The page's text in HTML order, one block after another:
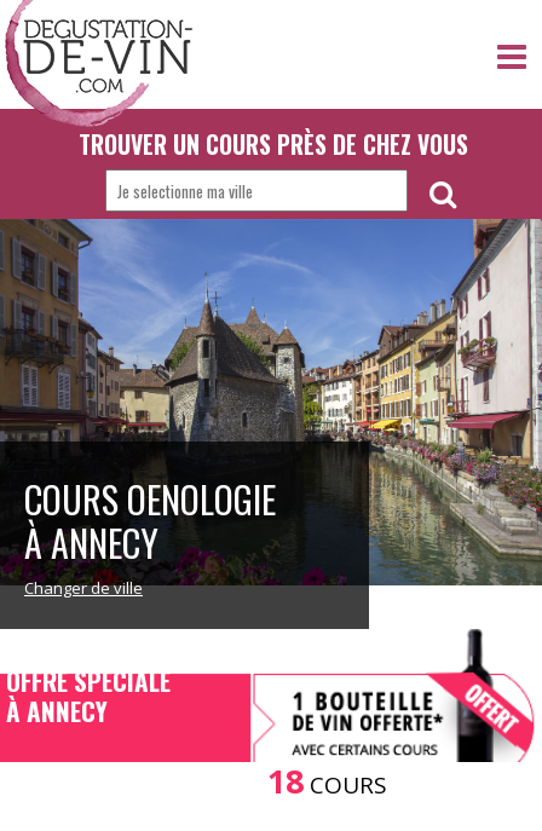
TROUVER UN COURS PRÈS DE CHEZ VOUS
COURS OENOLOGIE
À ANNECY
Changer de ville
OFFRE SPECIALE
À ANNECY
18 COURS